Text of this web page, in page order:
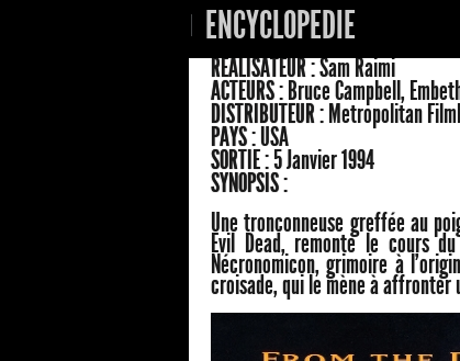
ENCYCLOPEDIE
RÉALISATEUR :Sam Raimi
ACTEURS : Bruce Campbell,
DISTRIBUTEUR : Metropolitan
PAYS :USA
SORTIE :5 Janvier 1994
SYNOPSIS :
Une tronçonneuse greffée au
Evil Dead, remonte le cours
Nécronomicon, grimoire à
croisade, qui le mène à affronter